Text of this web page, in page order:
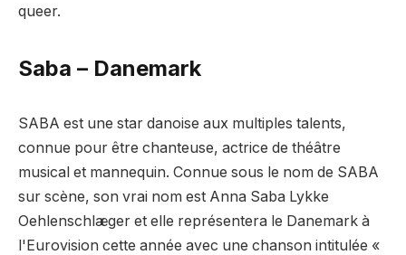
queer.
Saba – Danemark
SABA est une star danoise aux multiples talents,
connue pour être chanteuse, actrice de théâtre
musical et mannequin. Connue sous le nom de SABA
sur scène, son vrai nom est Anna Saba Lykke
Oehlenschlæger et elle représentera le Danemark à
l'Eurovision cette année avec une chanson intitulée «